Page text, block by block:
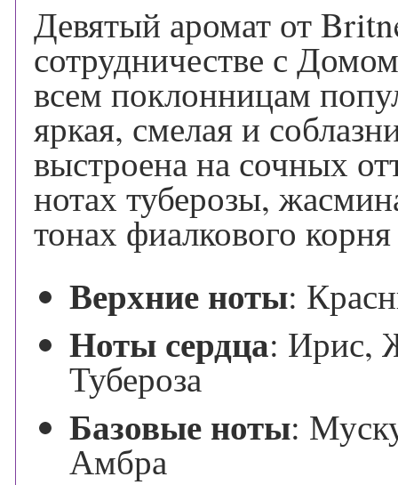
Девятый аромат от
сотрудничестве с
всем поклонницам
яркая, смелая и
выстроена на сочных
нотах туберозы,
тонах фиалкового
Верхние ноты:
Ноты сердца: Ирис,
Тубероза
Базовые ноты:
Амбра